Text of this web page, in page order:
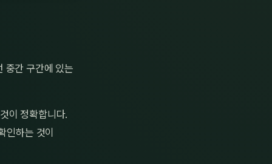
중간 구간에 있는
이 정확합니다.
인하는 것이